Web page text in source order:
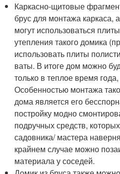
Каркасно-щитовые
брус для монтажа каркаса,
могут использоваться
утепления такого домика
использовать плиты
ваты. В итоге дом можно
только в теплое время
Особенностью монтажа
дома является его
постройку модно
подручных средств,
садовника/ мастера
крайнем случае можно
материала у соседей.